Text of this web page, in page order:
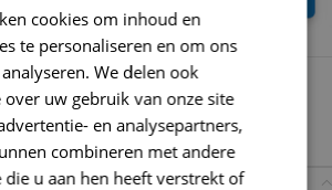
Delen:
cookies om inhoud en
te personaliseren en om ons
We delen ook
uw gebruik van onze site
en analysepartners,
combineren met andere
u aan hen heeft verstrekt of